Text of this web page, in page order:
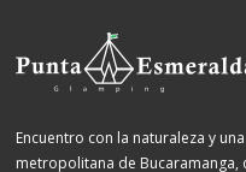
Encuentro con la naturaleza y
metropolitana de Bucaramanga,